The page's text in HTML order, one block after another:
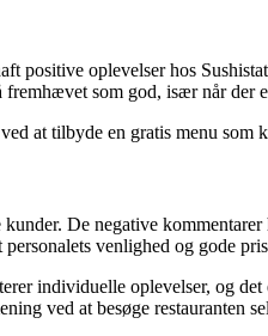
positive oplevelser hos
som god, især når
at tilbyde en gratis menu
De negative
venlighed og gode
individuelle oplevelser, og
ved at besøge restauranten